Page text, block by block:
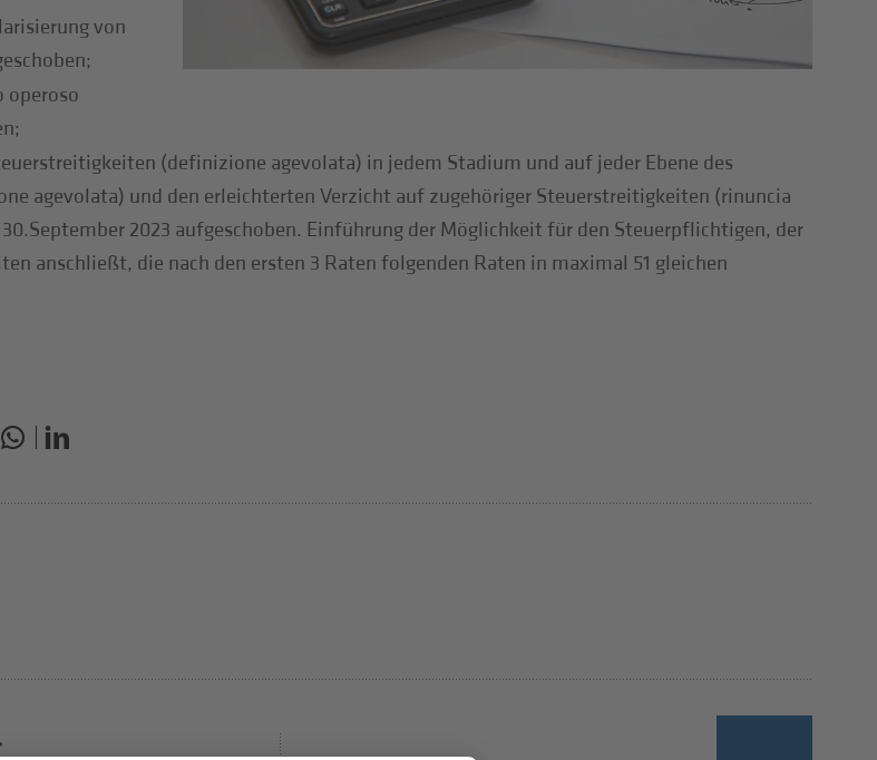
von
operoso
(definizione agevolata) in jedem Stadium und auf jeder Ebene des
agevolata) und den erleichterten Verzicht auf zugehöriger Steuerstreitigkeiten (rinuncia
2023 aufgeschoben. Einführung der Möglichkeit für den Steuerpflichtigen, der
anschließt, die nach den ersten 3 Raten folgenden Raten in maximal 51 gleichen